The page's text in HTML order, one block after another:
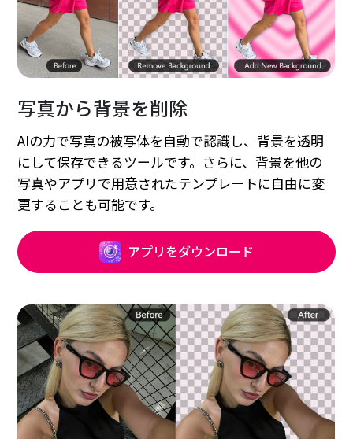
写真から背景を削除
AIの力で写真の被写体を自動で認識し、背景を透明
にして保存できるツールです。さらに、背景を他の
写真やアプリで用意されたテンプレートに自由に変
更することも可能です。
アプリをダウンロード